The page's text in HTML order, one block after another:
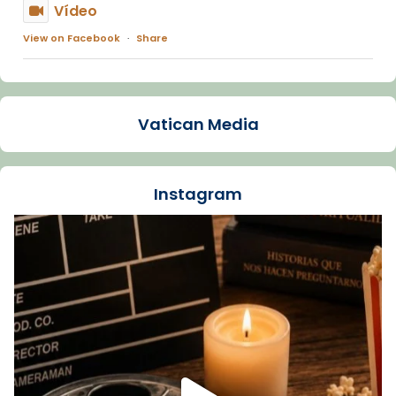
Vídeo
View on Facebook · Share
Arquebisbat de Barcelona
La Carmina va patir depressió. Fa gairebé
dos mesos, a l'Estadi Lluís Companys, la
Recupera l'entrevista comp
Vatican
tican News 👇
www.vaticannews.va/es/iglesia/news/2026-
07/carmina-historia-depresion-papa-viaje-
espana-testimoni...
Foto
View on Facebook · Share
Vatican Media
Instagram